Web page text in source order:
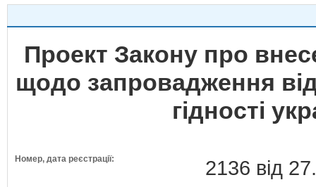
Проект Закону про
щодо запровадження
гідності
Номер, дата реєстрації: 2136 від